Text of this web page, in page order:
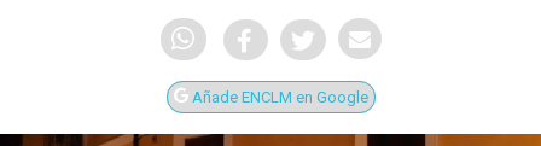
Añade ENCLM en Google